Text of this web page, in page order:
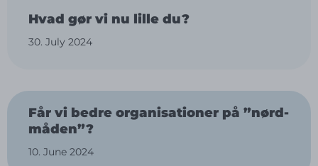
Hvad gør vi nu lille du?
30. July 2024
Får vi bedre organisationer på ”nørd-
måden”?
10. June 2024